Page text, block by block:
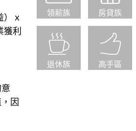
）ｘ
利
因
領薪族 房貸族
退休族 高手區